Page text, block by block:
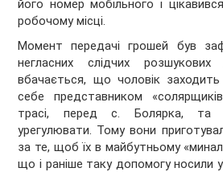
його номер мобільного і
робочому місці.
Момент передачі грошей був
негласних слідчих
вбачається, що чоловік
себе представником
трасі, перед с. Болярка,
урегулювати. Тому вони
за те, щоб їх в майбутньому
що і раніше таку допомогу носили у